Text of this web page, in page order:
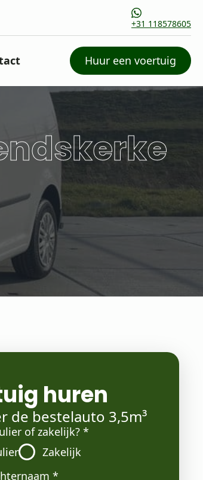
+31 118578605
Huur een voertuig
huren
de bestelauto 3,5m³
of zakelijk? *
Zakelijk
*